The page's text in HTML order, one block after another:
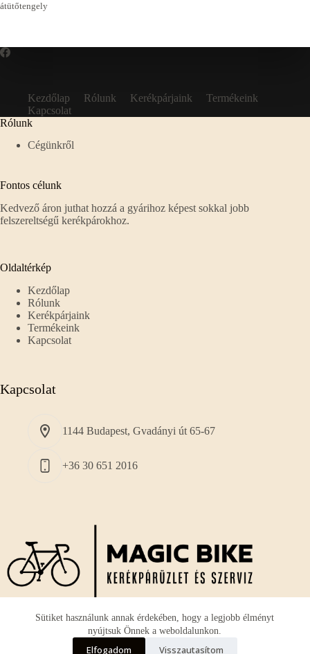
Sütiket használunk annak érdekében, hogy a legjobb élményt
nyújtsuk Önnek a weboldalunkon.
Elfogadom Visszautasítom
átütőtengely
Kezdőlap Rólunk Kerékpárjaink
Termékeink
Kapcsolat
Rólunk
Cégünkről
Fontos célunk
Kedvező áron juthat hozzá a gyárihoz képest sokkal jobb
felszereltségű kerékpárokhoz.
Oldaltérkép
Kezdőlap
Rólunk
Kerékpárjaink
Termékeink
Kapcsolat
Kapcsolat
1144 Budapest, Gvadányi út 65-67
+36 30 651 2016
A vállalkozásunk fő profilja a használt és új
országúti